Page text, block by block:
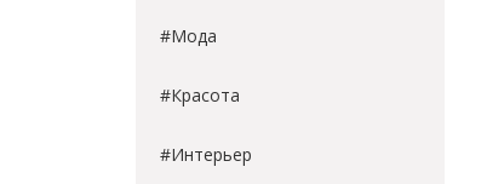
#Мода
#Красота
#Интерьер